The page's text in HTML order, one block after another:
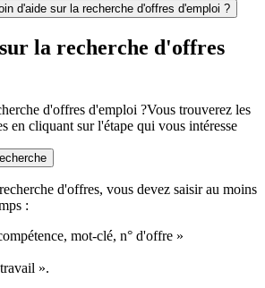
d'aide sur la recherche d'offres d'emploi ?
la recherche d'offres
d'offres d'emploi ?Vous trouverez les
en cliquant sur l'étape qui vous intéresse
d'offres, vous devez saisir au moins
:
mot-clé, n° d'offre »
».